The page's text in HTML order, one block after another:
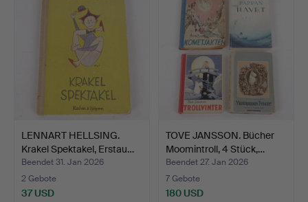
LENNART HELLSING.
Krakel Spektakel, Erstau…
Beendet 31. Jan 2026
2 Gebote
37 USD
TOVE JANSSON. Bücher
Moomintroll, 4 Stück,…
Beendet 27. Jan 2026
7 Gebote
180 USD